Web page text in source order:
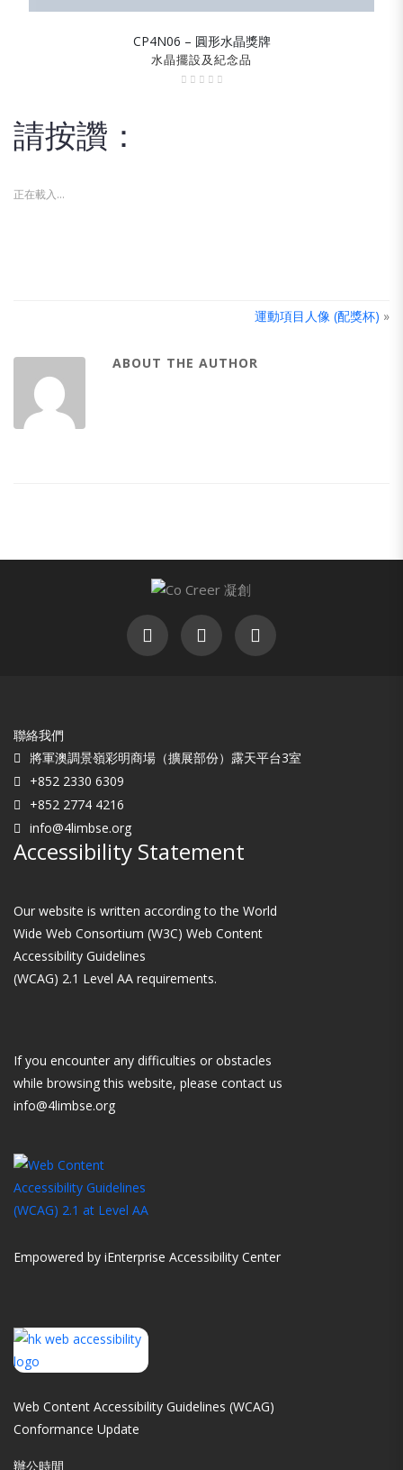
SHOW DETAILS
CP4N06 – 圓形水晶獎牌
水晶擺設及紀念品
請按讚：
正在載入...
運動項目人像 (配獎杯) »
ABOUT THE AUTHOR
聯絡我們
將軍澳調景嶺彩明商場（擴展部份）露天平台3室
+852 2330 6309
+852 2774 4216
info@4limbse.org
Accessibility Statement
Our website is written according to the World
Wide Web Consortium (W3C) Web Content
Accessibility Guidelines
(WCAG) 2.1 Level AA requirements.
If you encounter any difficulties or obstacles
while browsing this website, please contact us
info@4limbse.org
Empowered by iEnterprise Accessibility Center
Web Content Accessibility Guidelines (WCAG)
Conformance Update
辦公時間